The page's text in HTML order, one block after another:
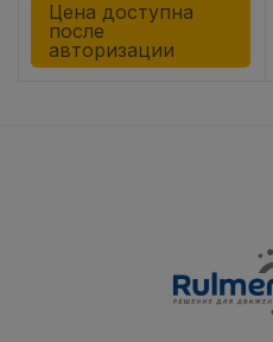
Цена доступна
после
авторизации